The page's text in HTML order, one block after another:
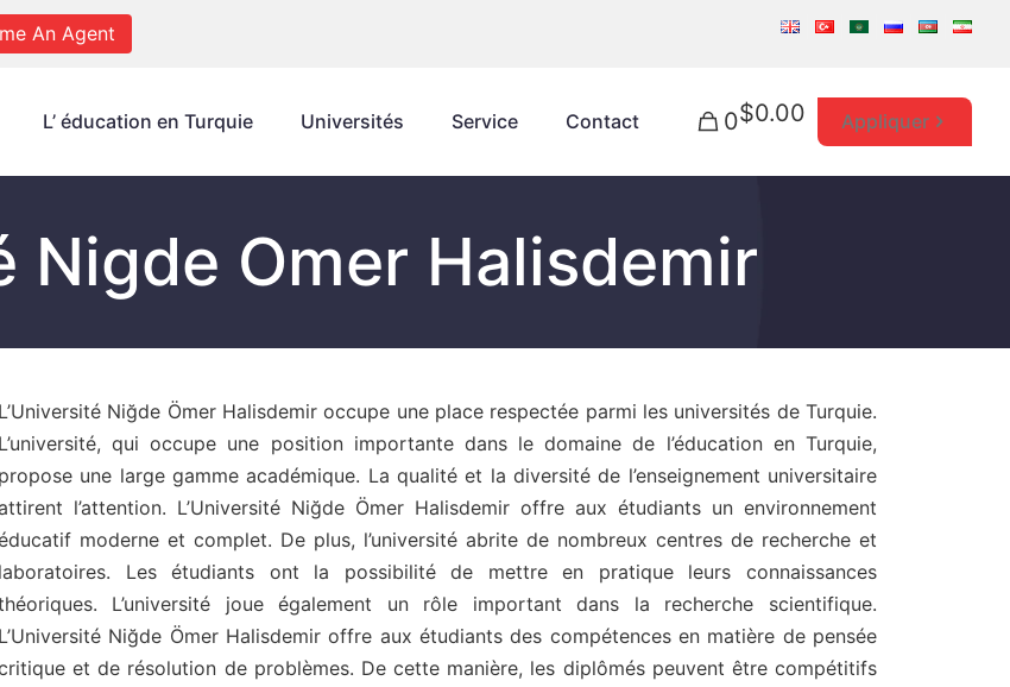
An Agent
L’ éducation en Turquie Universités Service Contact 0$0.00 Appliquer
Nigde Omer Halisdemir
L’Université Niğde Ömer Halisdemir occupe une place respectée parmi les universités de Turquie.
L’université, qui occupe une position importante dans le domaine de l’éducation en Turquie,
propose une large gamme académique. La qualité et la diversité de l’enseignement universitaire
l’attention. L’Université Niğde Ömer Halisdemir offre aux étudiants un environnement
moderne et complet. De plus, l’université abrite de nombreux centres de recherche et
laboratoires. Les étudiants ont la possibilité de mettre en pratique leurs connaissances
L’université joue également un rôle important dans la recherche scientifique.
L’Université Niğde Ömer Halisdemir offre aux étudiants des compétences en matière de pensée
et de résolution de problèmes. De cette manière, les diplômés peuvent être compétitifs